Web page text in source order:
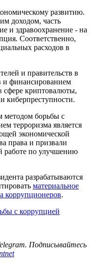
развитию.
доходом, часть
и здравоохранение - на
Соответственно,
расходов в
и правительств в
и финансированием
сфере криптовалюты,
киберпреступности.
борьбы с
терроризма является
экономической
права и призвали
работе по улучшению
разрабатываются
материальное
коррупционеров.
с коррупцией
Подписывайтесь